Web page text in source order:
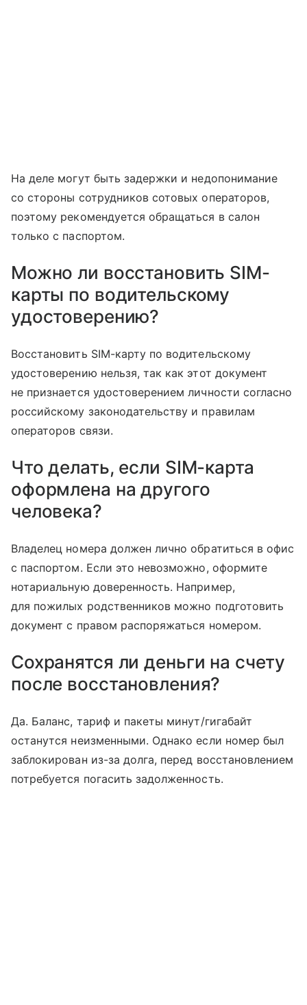
На деле могут быть задержки и недопонимание
со стороны сотрудников сотовых операторов,
поэтому рекомендуется обращаться в салон
только с паспортом.
Можно ли восстановить SIM-
карты по водительскому
удостоверению?
Восстановить SIM-карту по водительскому
удостоверению нельзя, так как этот документ
не признается удостоверением личности согласно
российскому законодательству и правилам
операторов связи.
Что делать, если SIM-карта
оформлена на другого
человека?
Владелец номера должен лично обратиться в офис
с паспортом. Если это невозможно, оформите
нотариальную доверенность. Например,
для пожилых родственников можно подготовить
документ с правом распоряжаться номером.
Сохранятся ли деньги на счету
после восстановления?
Да. Баланс, тариф и пакеты минут/гигабайт
останутся неизменными. Однако если номер был
заблокирован из-за долга, перед восстановлением
потребуется погасить задолженность.